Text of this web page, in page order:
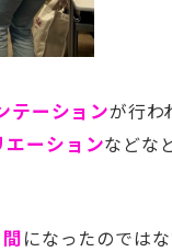
テーションが行わ
ーションなどな
になったのではな